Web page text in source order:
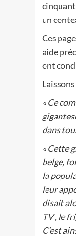
un
Ces
aide
ont
« Ce
dans
« Cette
belge,
la
leur
disait
TV , le
C’est